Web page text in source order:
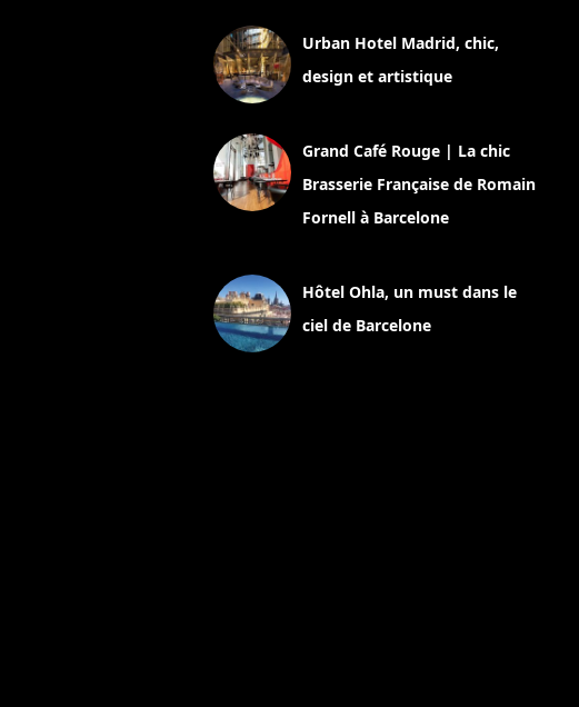
Urban Hotel Madrid, chic,
design et artistique
Grand Café Rouge | La chic
Brasserie Française de Romain
Fornell à Barcelone
Hôtel Ohla, un must dans le
ciel de Barcelone